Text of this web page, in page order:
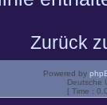
Zurück
Powered by
Deutsche
[ Time :